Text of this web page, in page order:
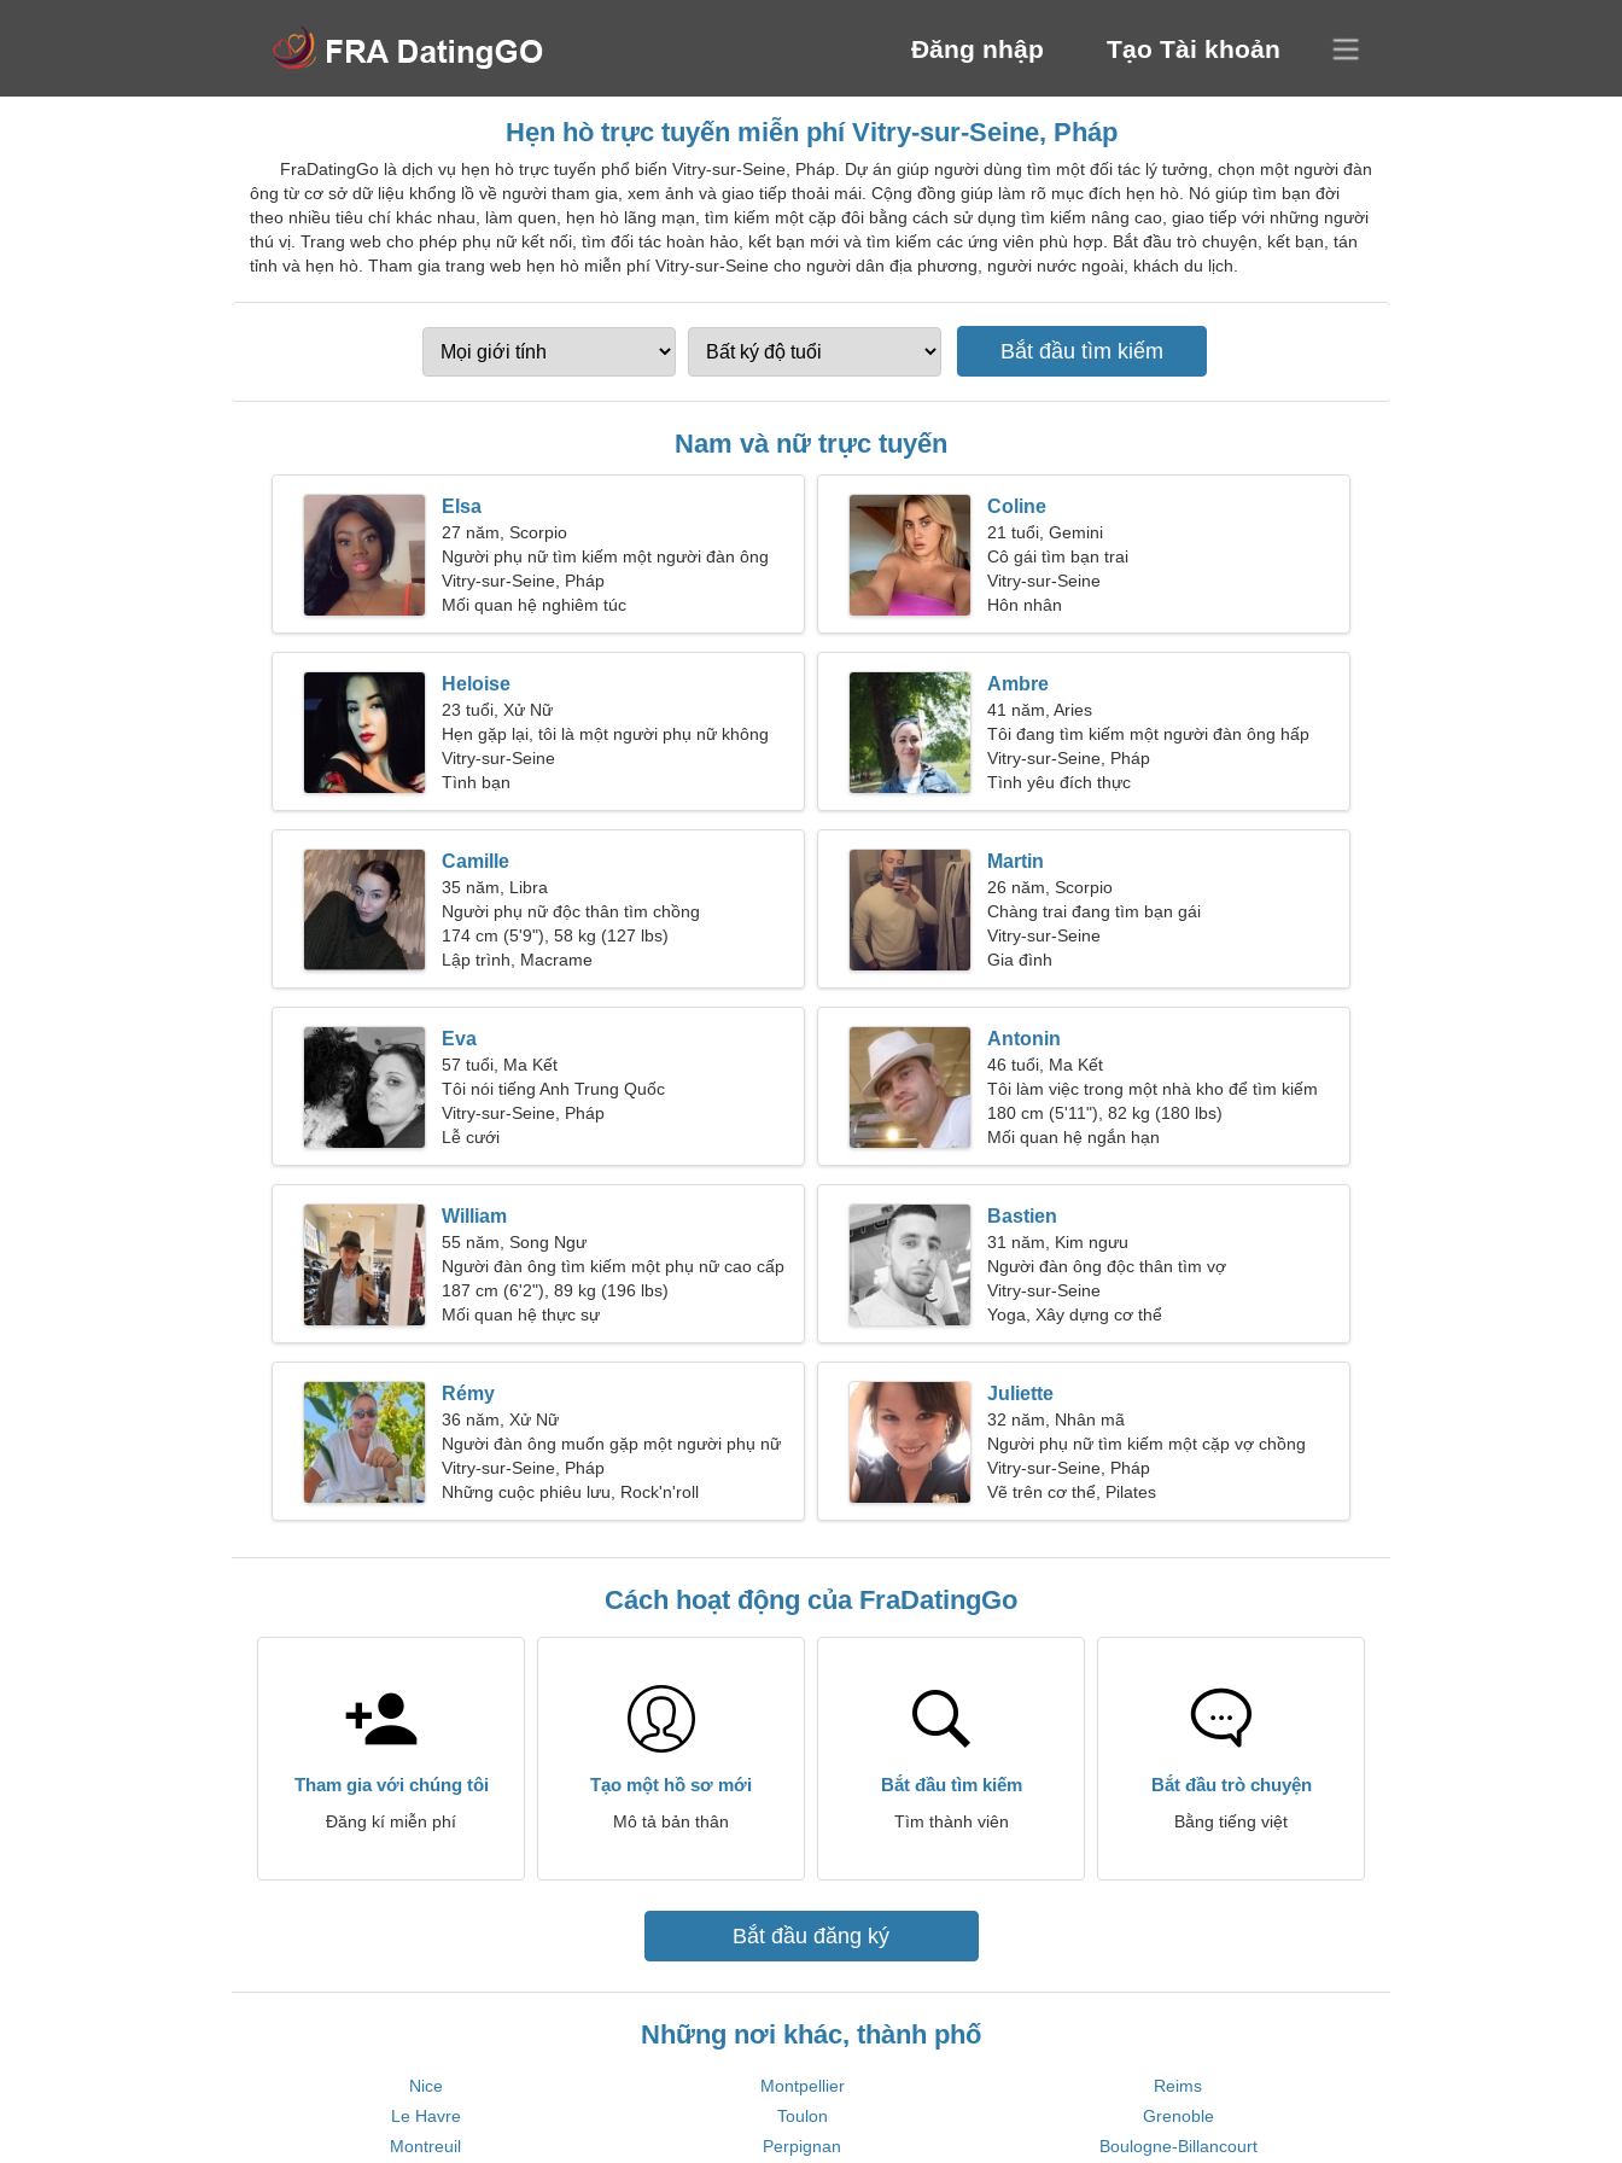
Đăng nhập Tạo Tài khoản
Hẹn hò trực tuyến miễn phí Vitry-sur-Seine, Pháp
FraDatingGo là dịch vụ hẹn hò trực tuyến phổ biến Vitry-sur-Seine, Pháp. Dự án giúp người dùng tìm một đối tác lý tưởng, chọn một người đàn
ông từ cơ sở dữ liệu khổng lồ về người tham gia, xem ảnh và giao tiếp thoải mái. Cộng đồng giúp làm rõ mục đích hẹn hò. Nó giúp tìm bạn đời
theo nhiều tiêu chí khác nhau, làm quen, hẹn hò lãng mạn, tìm kiếm một cặp đôi bằng cách sử dụng tìm kiếm nâng cao, giao tiếp với những người
thú vị. Trang web cho phép phụ nữ kết nối, tìm đối tác hoàn hảo, kết bạn mới và tìm kiếm các ứng viên phù hợp. Bắt đầu trò chuyện, kết bạn, tán
tỉnh và hẹn hò. Tham gia trang web hẹn hò miễn phí Vitry-sur-Seine cho người dân địa phương, người nước ngoài, khách du lịch.
Nam và nữ trực tuyến
Elsa
27 năm, Scorpio
Người phụ nữ tìm kiếm một người đàn ông
28-39
Vitry-sur-Seine, Pháp
Mối quan hệ nghiêm túc
Coline
21 tuổi, Gemini
Cô gái tìm bạn trai
Vitry-sur-Seine
Hôn nhân
Heloise
23 tuổi, Xử Nữ
Hẹn gặp lại, tôi là một người phụ nữ không
thể tiếp cận được
Vitry-sur-Seine
Tình bạn
Ambre
41 năm, Aries
Tôi đang tìm kiếm một người đàn ông hấp
dẫn cho cuộc đời
Vitry-sur-Seine, Pháp
Tình yêu đích thực
Camille
35 năm, Libra
Người phụ nữ độc thân tìm chồng
174 cm (5'9"), 58 kg (127 lbs)
Lập trình, Macrame
Martin
26 năm, Scorpio
Chàng trai đang tìm bạn gái
Vitry-sur-Seine
Gia đình
Eva
57 tuổi, Ma Kết
Tôi nói tiếng Anh Trung Quốc
Vitry-sur-Seine, Pháp
Lễ cưới
Antonin
46 tuổi, Ma Kết
Tôi làm việc trong một nhà kho để tìm kiếm
một người phụ nữ hòa đồng
180 cm (5'11"), 82 kg (180 lbs)
Mối quan hệ ngắn hạn
William
55 năm, Song Ngư
Người đàn ông tìm kiếm một phụ nữ cao cấp
187 cm (6'2"), 89 kg (196 lbs)
Mối quan hệ thực sự
Bastien
31 năm, Kim ngưu
Người đàn ông độc thân tìm vợ
Vitry-sur-Seine
Yoga, Xây dựng cơ thể
Rémy
36 năm, Xử Nữ
Người đàn ông muốn gặp một người phụ nữ
28-31
Vitry-sur-Seine, Pháp
Những cuộc phiêu lưu, Rock'n'roll
Juliette
32 năm, Nhân mã
Người phụ nữ tìm kiếm một cặp vợ chồng
Vitry-sur-Seine, Pháp
Vẽ trên cơ thể, Pilates
Cách hoạt động của FraDatingGo
Tham gia với chúng tôi
Đăng kí miễn phí
Tạo một hồ sơ mới
Mô tả bản thân
Bắt đầu tìm kiếm
Tìm thành viên
Bắt đầu trò chuyện
Bằng tiếng việt
Bắt đầu đăng ký
Những nơi khác, thành phố
Nice Montpellier
Reims
Le Havre
Toulon
Grenoble
Montreuil
Perpignan Boulogne-Billancourt